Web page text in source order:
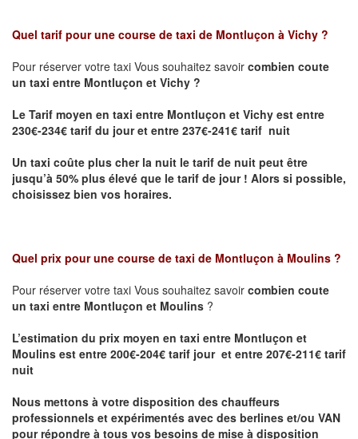
Quel tarif pour une course de taxi de Montluçon à Vichy ?
Pour réserver votre taxi Vous souhaitez savoir combien coute
un taxi entre Montluçon et Vichy ?
Le Tarif moyen en taxi entre Montluçon et Vichy est entre
230€-234€ tarif du jour et entre 237€-241€ tarif nuit
Un taxi coûte plus cher la nuit le tarif de nuit peut être
jusqu’à 50% plus élevé que le tarif de jour ! Alors si possible,
choisissez bien vos horaires.
Quel prix pour une course de taxi de Montluçon à Moulins ?
Pour réserver votre taxi Vous souhaitez savoir combien coute
un taxi entre Montluçon et Moulins ?
L’estimation du prix moyen en taxi entre Montluçon et
Moulins est entre 200€-204€ tarif jour et entre 207€-211€ tarif
nuit
Nous mettons à votre disposition des chauffeurs
professionnels et expérimentés avec des berlines et/ou VAN
pour répondre à tous vos besoins de mise à disposition